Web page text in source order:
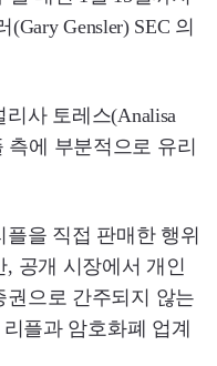
Gensler) SEC 의
사 토레스(Analisa
측에 부분적으로 유리
을 직접 판매한 행위
공개 시장에서 개인
으로 간주되지 않는
플과 암호화폐 업계